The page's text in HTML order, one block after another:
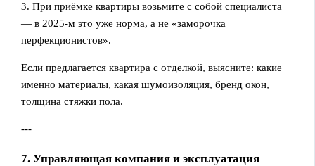
3. При приёмке квартиры возьмите с собой специалиста
— в 2025‑м это уже норма, а не «заморочка
перфекционистов».
Если предлагается квартира с отделкой, выясните: какие
именно материалы, какая шумоизоляция, бренд окон,
толщина стяжки пола.
---
7. Управляющая компания и эксплуатация